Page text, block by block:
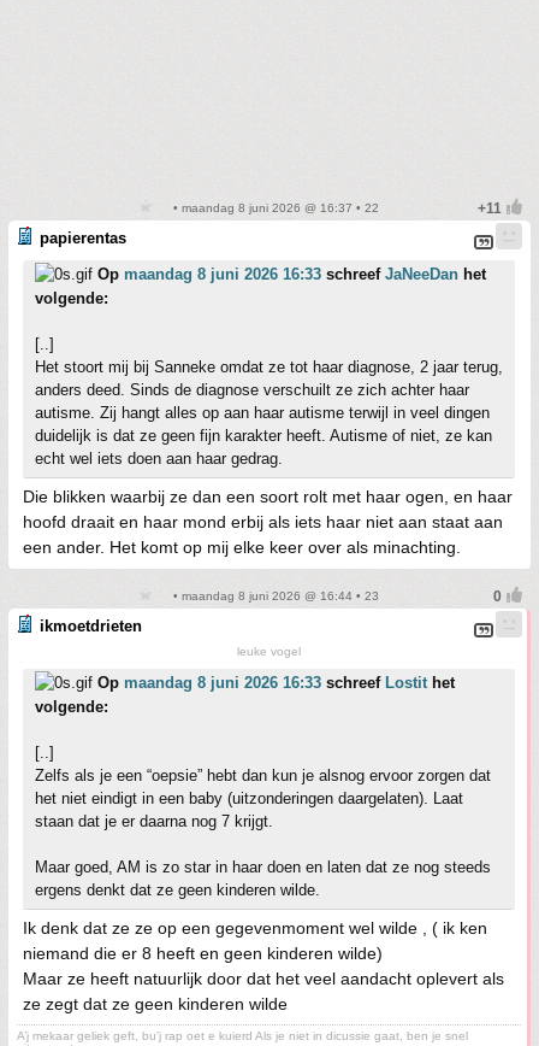
• maandag 8 juni 2026 @ 16:37 • 22
papierentas
Op maandag 8 juni 2026 16:33 schreef JaNeeDan het
volgende:
[..]
Het stoort mij bij Sanneke omdat ze tot haar diagnose, 2 jaar terug,
anders deed. Sinds de diagnose verschuilt ze zich achter haar
autisme. Zij hangt alles op aan haar autisme terwijl in veel dingen
duidelijk is dat ze geen fijn karakter heeft. Autisme of niet, ze kan
echt wel iets doen aan haar gedrag.
Die blikken waarbij ze dan een soort rolt met haar ogen, en haar
hoofd draait en haar mond erbij als iets haar niet aan staat aan
een ander. Het komt op mij elke keer over als minachting.
• maandag 8 juni 2026 @ 16:44 • 23
ikmoetdrieten
leuke vogel
Op maandag 8 juni 2026 16:33 schreef Lostithet
volgende:
[..]
Zelfs als je een “oepsie” hebt dan kun je alsnog ervoor zorgen dat
het niet eindigt in een baby (uitzonderingen daargelaten). Laat
staan dat je er daarna nog 7 krijgt.
Maar goed, AM is zo star in haar doen en laten dat ze nog steeds
ergens denkt dat ze geen kinderen wilde.
Ik denk dat ze ze op een gegevenmoment wel wilde , ( ik ken
niemand die er 8 heeft en geen kinderen wilde)
Maar ze heeft natuurlijk door dat het veel aandacht oplevert als
ze zegt dat ze geen kinderen wilde
A’j mekaar geliek geft, bu’j rap oet e kuierd Als je niet in dicussie gaat, ben je snel